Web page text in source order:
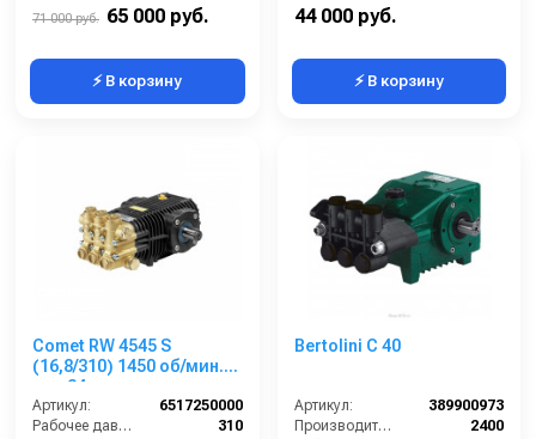
71 000 руб. 65 000 руб.
⚡ В корзину
44 000 руб.
⚡ В корзину
Comet RW 4545 S
(16,8/310) 1450 об/мин.
вал 24мм
Артикул:
6517250000
Рабочее давление (бар):
310
Bertolini С 40
Артикул:
389900973
Производительность (л/ч):
2400